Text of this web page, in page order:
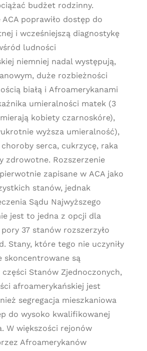
budżet rodzinny.
poprawiło dostęp do
i wcześniejszą diagnostykę
ludności
niemniej nadal występują,
duże rozbieżności
białą i Afroamerykanami
umieralności matek (3
kobiety czarnoskóre),
wyższa umieralność),
serca, cukrzycę, raka
zdrowotne. Rozszerzenie
zapisane w ACA jako
stanów, jednak
Sądu Najwyższego
jest to jedna z opcji dla
37 stanów rozszerzyło
Stany, które tego nie uczyniły
skoncentrowane są
części Stanów Zjednoczonych,
afroamerykańskiej jest
segregacja mieszkaniowa
do wysoko kwalifikowanej
W większości rejonów
Afroamerykanów